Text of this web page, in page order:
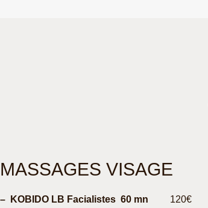
MASSAGES VISAGE
– KOBIDO LB Facialistes 60 mn 120€